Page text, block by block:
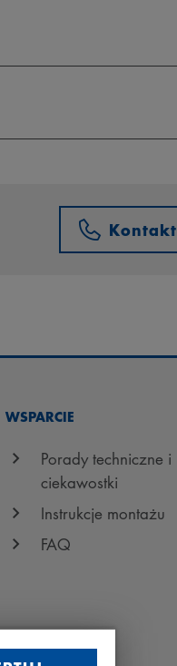
Kontakt
WSPARCIE
Porady techniczne i
ciekawostki
Instrukcje montażu
FAQ